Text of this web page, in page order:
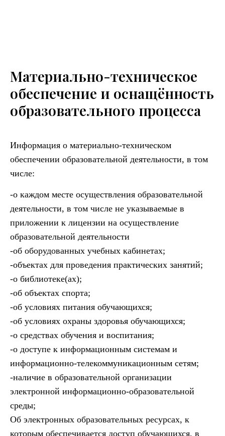
Материально-техническое
обеспечение и оснащённость
образовательного процесса
Информация о материально-техническом
обеспечении образовательной деятельности, в том
числе:
-о каждом месте осуществления образовательной
деятельности, в том числе не указываемые в
приложении к лицензии на осуществление
образовательной деятельности
-об оборудованных учебных кабинетах;
-объектах для проведения практических занятий;
-о библиотеке(ах);
-об объектах спорта;
-об условиях питания обучающихся;
-об условиях охраны здоровья обучающихся;
-о средствах обучения и воспитания;
-о доступе к информационным системам и
информационно-телекоммуникационным сетям;
-наличие в образовательной организации
электронной информационно-образовательной
среды;
Об электронных образовательных ресурсах, к
которым обеспечивается доступ обучающихся, в